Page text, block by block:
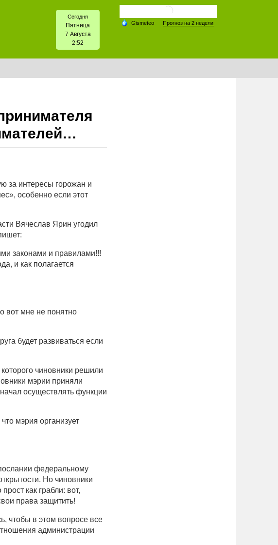
Сегодня
Пятница
7 Августа
2:52
за интересы горожан и
особенно если этот
Вячеслав Ярин угодил
законами и правилами!!!
и как полагается
вот мне не понятно
будет развиваться если
чиновники решили
мэрии приняли
осуществлять функции
мэрия организует
федеральному
Но чиновники
как грабли: вот,
права защитить!
чтобы в этом вопросе все
администрации